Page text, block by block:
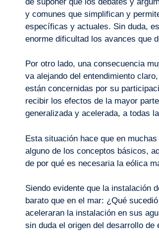
y comunes que simplifican y
específicas y actuales. Sin duda,
enorme dificultad los avances que
Por otro lado, una consecuencia
va alejando del entendimiento
están concernidas por su
recibir los efectos de la mayor
generalizada y acelerada, a todas
Esta situación hace que en
alguno de los conceptos básicos,
de por qué es necesaria la eólica
Siendo evidente que la instalación
barato que en el mar: ¿Qué
aceleraran la instalación en sus
sin duda el origen del desarrollo de